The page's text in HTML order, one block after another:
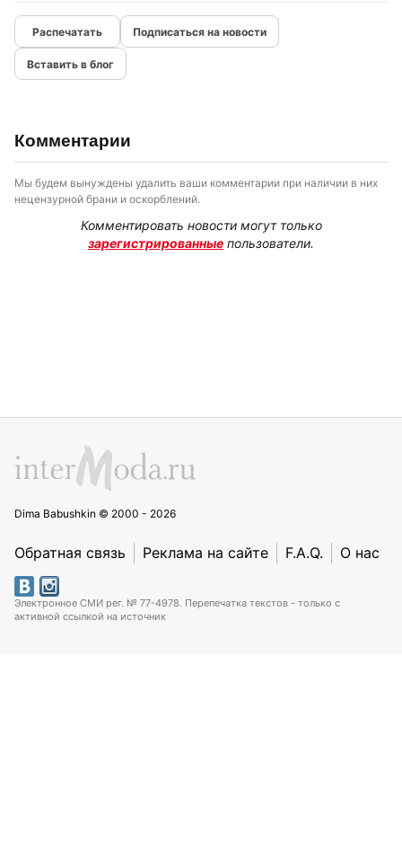
Подписаться на новости
Вставить в блог
Комментарии
Мы будем вынуждены удалить ваши комментарии при наличии в них
нецензурной брани и оскорблений.
Комментировать новости могут только
зарегистрированные пользователи.
Dima Babushkin © 2000 - 2026
Обратная связь Реклама на сайте F.A.Q. О нас
Электронное СМИ рег. № 77-4978. Перепечатка текстов - только с
активной ссылкой на источник